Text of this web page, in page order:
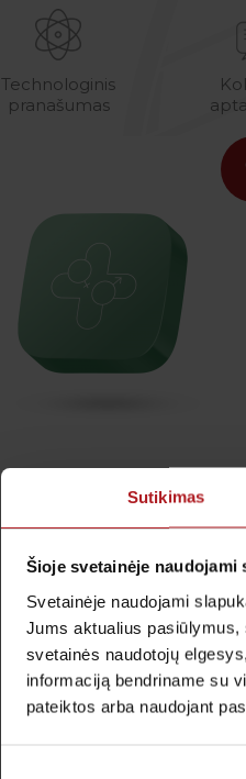
Sutikimas
Šioje svetainėje naudojami
Svetainėje naudojami
Jums aktualius pasiūlymus,
svetainės naudotojų
informaciją bendriname su
pateiktos arba naudojant
Technologinis
pranašumas
Magnio, kalio
tyrimų
15.00€
Plačiau